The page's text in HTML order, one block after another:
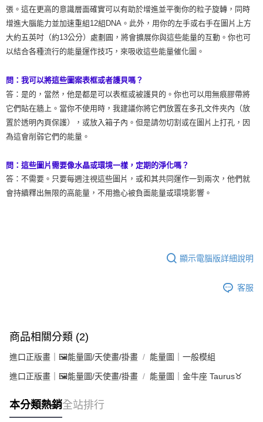
張。這在更高的意識層面確實可以有助於增進並平衡你的粒子旋轉，同時
增進大腦能力並加速重組12組DNA。此外，用你的左手或右手在圖片上方
大約五英吋（約13公分）處劃圓，將會擴展你與這些能量的互動。你也可
以結合各種流行的能量運作技巧，來吸收這些能量催化圖。
問：我可以將這些圖案表框或者護貝嗎？
答：是的，當然，他是都是可以表框或被護貝的。你也可以用無痕膠帶將
它們貼在牆上。當你不使用時，我建議你將它們放置在多孔文件夾內（放
置於透明內頁保護），或放入箱子內。但是請勿切割或在圖片上打孔，因
為這會削弱它們的能量。
問：這些圖片需要像水晶或環境一樣，定期的淨化嗎？
答：不需要。只要每週注視這些圖片，或和其共同運作一到兩次，他們就
會持續釋出無限的高能量，不用擔心被負面能量或環境影響。
顯示電腦版詳細說明
客服
商品相關分類 (2)
進口正版畫｜🖼️能量圖/天使畫/掛畫 能量圖｜一般模組
進口正版畫｜🖼️能量圖/天使畫/掛畫 能量圖｜金牛座 Taurus♉
本分類熱銷全站排行